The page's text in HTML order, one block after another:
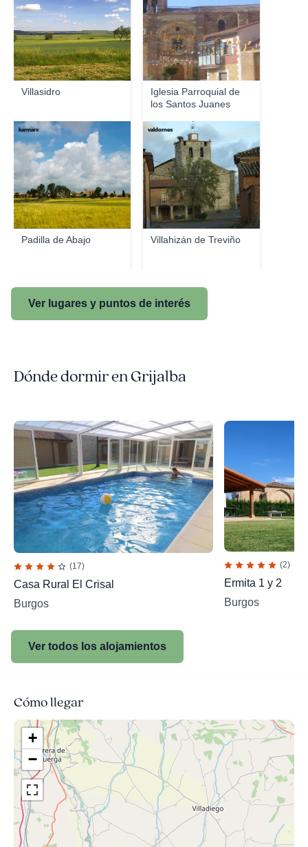
Villasidro
Iglesia Parroquial de
los Santos Juanes
Padilla de Abajo
karmarx
Villahizán de Treviño
valdornes
Ver lugares y puntos de interés
Dónde dormir en Grijalba
(17)
Casa Rural El Crisal
Burgos
(2)
Ermita 1 y 2
Burgos
Ver todos los alojamientos
Cómo llegar
+
−